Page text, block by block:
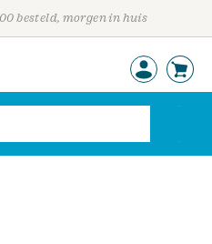
besteld, morgen in huis